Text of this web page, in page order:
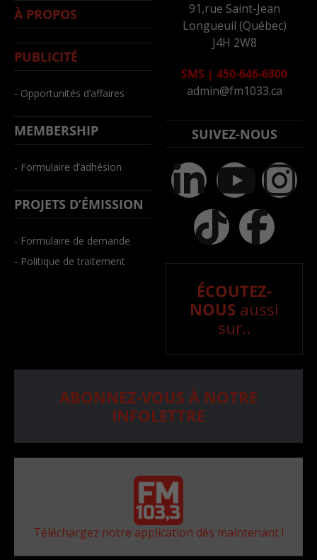
À PROPOS
PUBLICITÉ
- Opportunités d’affaires
MEMBERSHIP
- Formulaire d’adhésion
PROJETS D’ÉMISSION
- Formulaire de demande
- Politique de traitement
91,rue Saint-Jean
Longueuil (Québec)
J4H 2W8
SMS | 450-646-6800
admin@fm1033.ca
SUIVEZ-NOUS
ÉCOUTEZ-
NOUS aussi
sur..
ABONNEZ-VOUS À NOTRE
INFOLETTRE
Téléchargez notre application dès maintenant !